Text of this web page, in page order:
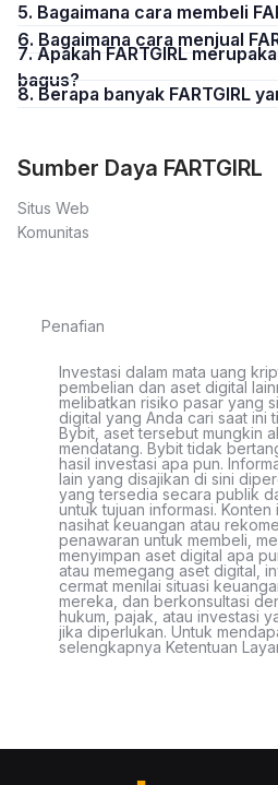
5. Bagaimana cara membeli
6. Bagaimana cara menjual
7. Apakah FARTGIRL merupakan investasi yang
bagus?
8. Berapa banyak FARTGIRL
Sumber Daya FARTGIRL
Situs Web
Komunitas
Penafian
Investasi dalam mata uang
pembelian dan aset digital
melibatkan risiko pasar yang
digital yang Anda cari saat ini
Bybit, aset tersebut mungkin
mendatang. Bybit tidak
hasil investasi apa pun.
lain yang disajikan di sini
yang tersedia secara publik
untuk tujuan informasi.
nasihat keuangan atau
penawaran untuk membeli,
menyimpan aset digital apa
atau memegang aset digital,
cermat menilai situasi
mereka, dan berkonsultasi
hukum, pajak, atau investasi
jika diperlukan. Untuk
selengkapnya Ketentuan